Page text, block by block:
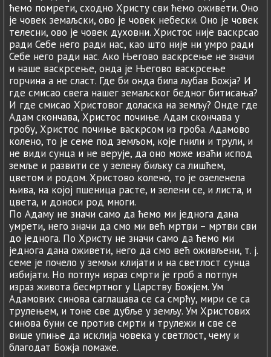
ћемо помрети, сходно Христу сви ћемо оживети. Оно
је човек земаљски, ово је човек небески. Оно је човек
телесни, ово је човек духовни. Христос није васкрсао
ради Себе него ради нас, као што није ни умро ради
Себе него ради нас. Ако Његово васкрсење не значи
и наше васкрсење, онда је Његово васкрсење
горчина а не сласт. Где би онда била љубав Божја? И
где смисао свега нашег земаљског бедног битисања?
И где смисао Христовог доласка на земљу? Онде где
Адам скончава, Христос почиње. Адам скончава у
гробу, Христос почиње васкрсом из гроба. Адамово
колено, то је семе под земљом, које гнили и трули, и
не види сунца и не верује, да оно може изаћи испод
земље и развити се у зелену биљку са лишћем,
цветом и родом. Христово колено, то је озеленела
њива, на којој пшеница расте, и зелени се, и листа, и
цвета, и доноси род многи.
По Адаму не значи само да ћемо ми једнога дана
умрети, него значи да смо ми већ мртви – мртви сви
до једнога. По Христу не значи само да ћемо ми
једнога дана оживети, него да смо већ оживљени, т. ј.
семе је почело у земљи клијати и на светлост сунца
избијати. Но потпун израз смрти је гроб а потпун
израз живота бесмртног у Царству Божјем. Ум
Адамових синова саглашава се са смрћу, мири се са
трулењем, и тоне све дубље у земљу. Ум Христових
синова буни се против смрти и трулежи и све се
више упиње да исклија човека у светлост, чему и
благодат Божја помаже.